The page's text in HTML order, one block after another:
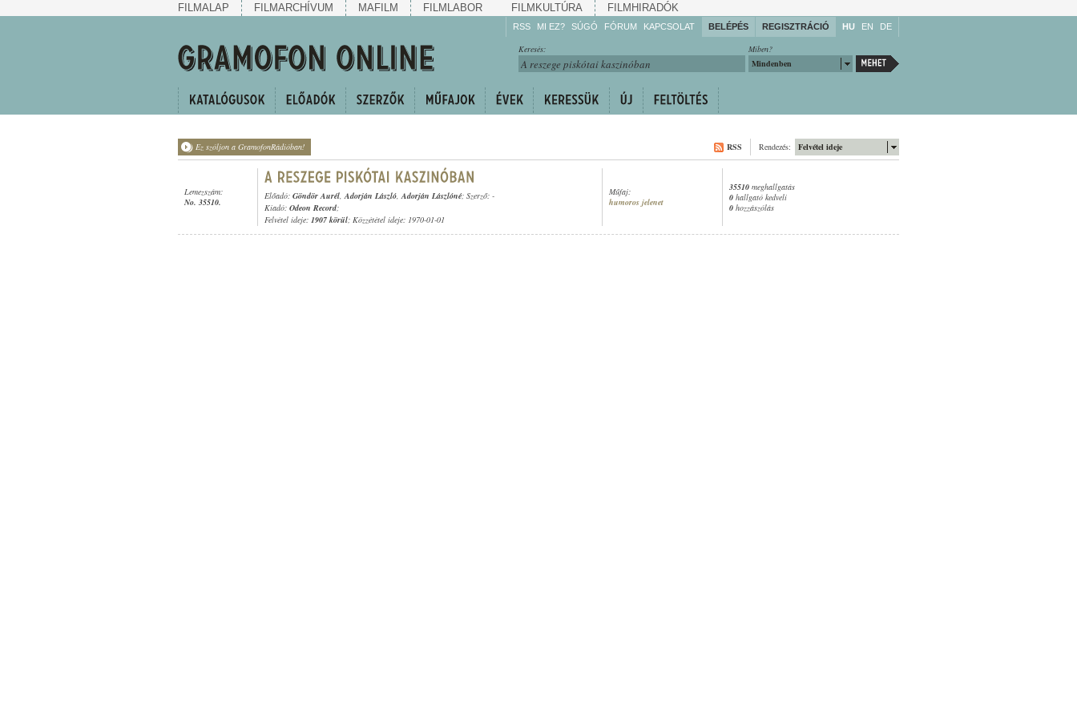
FILMALAP FILMARCHÍVUM MAFILM FILMLABOR FILMKULTÚRA FILMHIRADÓK
RSS MI EZ? SÚGÓ
Gyarapítsa!
Kövesse!
FÓRUM KAPCSOLAT BELÉPÉS REGISZTRÁCIÓ HU EN DE
Miben?
Mindenben
Keresés:
Ez szóljon a GramofonRádióban! Felvétel ideje
Rendezés:
RSS
Lemezszám:
No. 35510.
Előadó: Göndör Aurél,Adorján László,Adorján Lászlóné; Szerző: -
Kiadó: Odeon Record;
Felvétel ideje: 1907 körül; Közzététel ideje: 1970-01-01
Műfaj:
humoros jelenet
35510 meghallgatás
0 hallgató kedveli
0 hozzászólás